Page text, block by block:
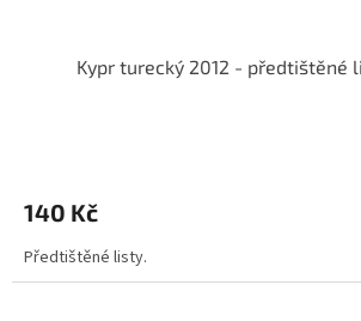
Kypr turecký 2012 - předtištěné
140 Kč
Předtištěné listy.